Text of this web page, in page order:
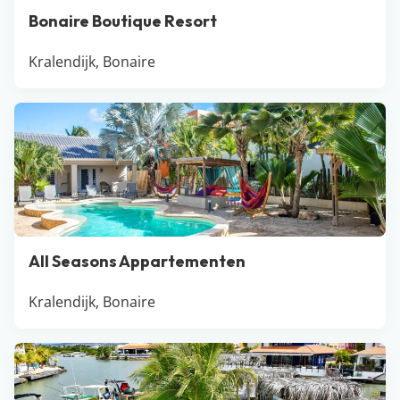
Bonaire Boutique Resort
Kralendijk, Bonaire
All Seasons Appartementen
Kralendijk, Bonaire